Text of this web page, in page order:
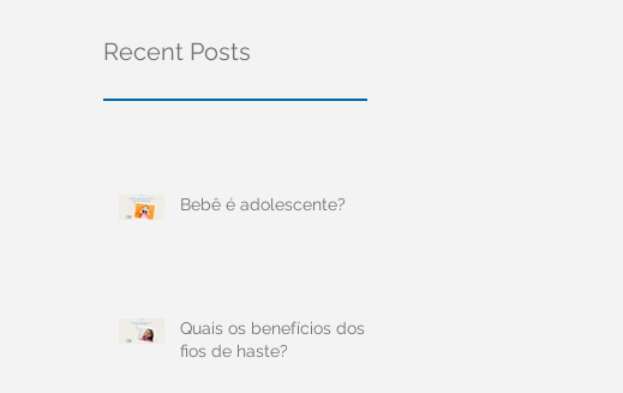
Recent Posts
Bebê é adolescente?
Quais os benefícios dos
fios de haste?